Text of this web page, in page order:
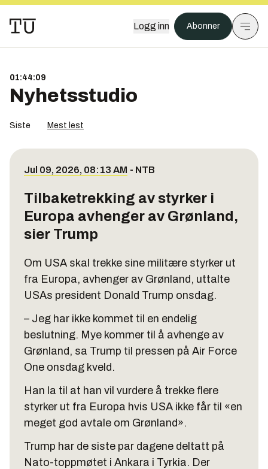
Logg inn Abonner
01:44:09
Nyhetsstudio
Siste Mest lest
Jul 09, 2026, 08:13 AM - NTB
Tilbaketrekking av styrker i
Europa avhenger av Grønland,
sier Trump
Om USA skal trekke sine militære styrker ut
fra Europa, avhenger av Grønland, uttalte
USAs president Donald Trump onsdag.
– Jeg har ikke kommet til en endelig
beslutning. Mye kommer til å avhenge av
Grønland, sa Trump til pressen på Air Force
One onsdag kveld.
Han la til at han vil vurdere å trekke flere
styrker ut fra Europa hvis USA ikke får til «en
meget god avtale om Grønland».
Trump har de siste par dagene deltatt på
Nato-toppmøtet i Ankara i Tyrkia. Der